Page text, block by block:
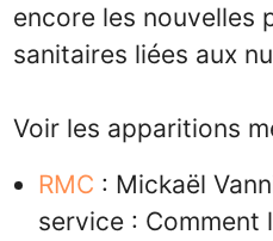
encore les nouvelles
sanitaires liées aux
Voir les apparitions
RMC : Mickaël
service :